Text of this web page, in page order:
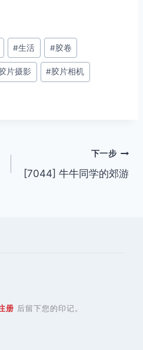
#生活 #胶卷
片摄影 #胶片相机
下一步
[7044] 牛牛同学的郊游
册 后留下您的印记。